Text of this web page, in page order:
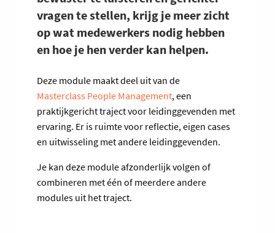
vragen te stellen, krijg je meer zicht
op wat medewerkers nodig hebben
en hoe je hen verder kan helpen.
Deze module maakt deel uit van de
Masterclass People Management, een
praktijkgericht traject voor leidinggevenden met
ervaring. Er is ruimte voor reflectie, eigen cases
en uitwisseling met andere leidinggevenden.
Je kan deze module afzonderlijk volgen of
combineren met één of meerdere andere
modules uit het traject.